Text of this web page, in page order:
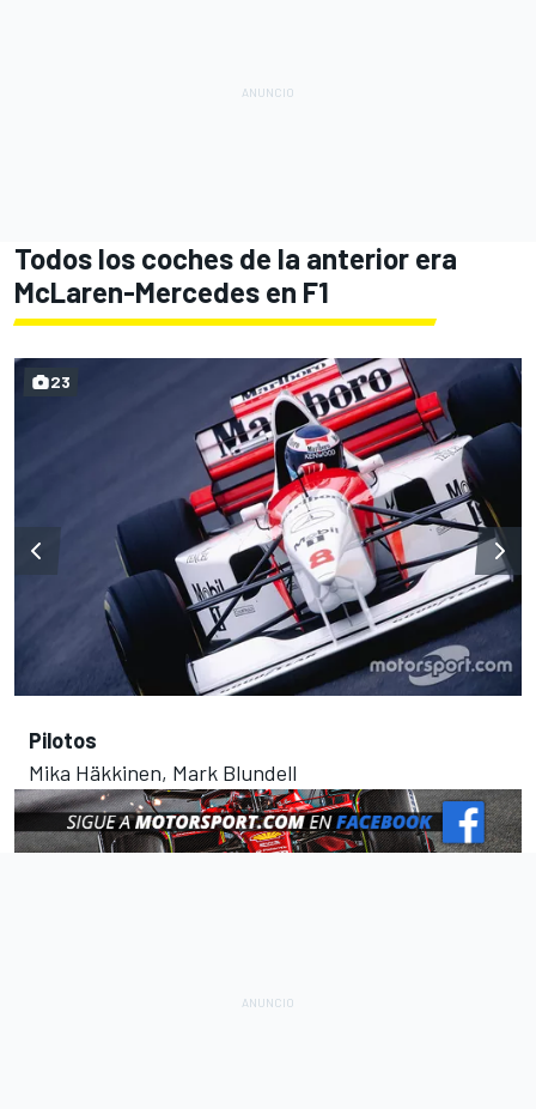
Todos los coches de la anterior era
McLaren-Mercedes en F1
Pilotos
Mika Häkkinen, Mark Blundell
23